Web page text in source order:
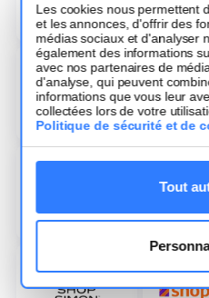
Les cookies nous permettent
et les annonces, d'offrir des
médias sociaux et d'analyser
également des informations
avec nos partenaires de
d'analyse, qui peuvent
informations que vous leur
collectées lors de votre
Politique de sécurité et de
Tout